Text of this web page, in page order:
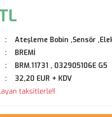
Ateşleme Bobin ,Sensör
BREMİ
BRM.11731 , 032905106E G5
32,20 EUR + KDV
taksitlerle!!